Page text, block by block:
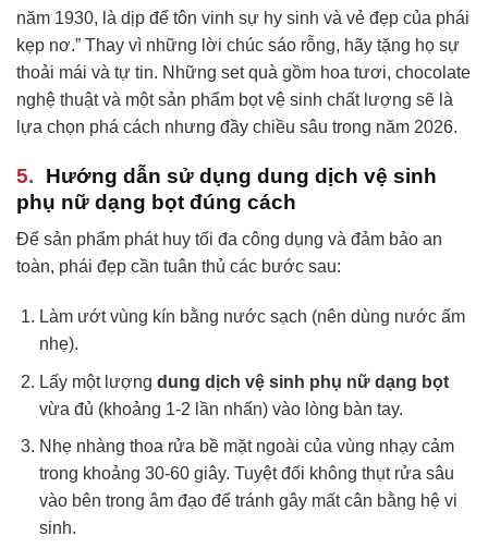
năm 1930, là dịp để tôn vinh sự hy sinh và vẻ đẹp của phái
kẹp nơ.” Thay vì những lời chúc sáo rỗng, hãy tặng họ sự
thoải mái và tự tin. Những set quà gồm hoa tươi, chocolate
nghệ thuật và một sản phẩm bọt vệ sinh chất lượng sẽ là
lựa chọn phá cách nhưng đầy chiều sâu trong năm 2026.
Hướng dẫn sử dụng dung dịch vệ sinh
phụ nữ dạng bọt đúng cách
Để sản phẩm phát huy tối đa công dụng và đảm bảo an
toàn, phái đẹp cần tuân thủ các bước sau:
Làm ướt vùng kín bằng nước sạch (nên dùng nước ấm
nhẹ).
Lấy một lượng dung dịch vệ sinh phụ nữ dạng bọt
vừa đủ (khoảng 1-2 lần nhấn) vào lòng bàn tay.
Nhẹ nhàng thoa rửa bề mặt ngoài của vùng nhạy cảm
trong khoảng 30-60 giây. Tuyệt đối không thụt rửa sâu
vào bên trong âm đạo để tránh gây mất cân bằng hệ vi
sinh.